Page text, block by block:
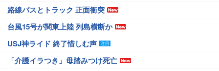
路線バスとトラック 正面衝突
台風15号が関東上陸 列島横断か
USJ神ライド 終了惜しむ声
「介護イラつき」母踏みつけ死亡